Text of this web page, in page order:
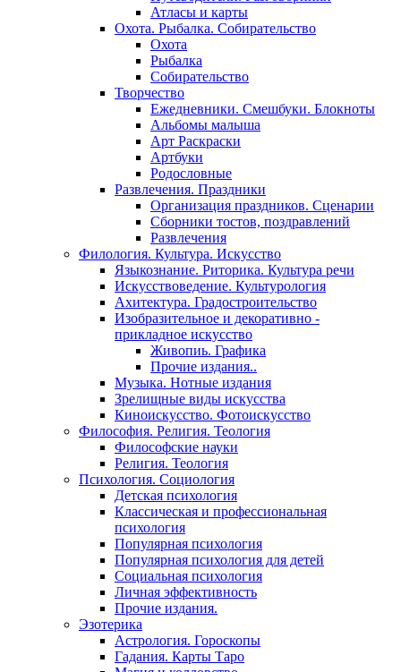
Атласы и карты
Охота. Рыбалка. Собирательство
Охота
Рыбалка
Собирательство
Творчество
Ежедневники. Смешбуки. Блокноты
Альбомы малыша
Арт Раскраски
Артбуки
Родословные
Развлечения. Праздники
Организация праздников. Сценарии
Сборники тостов, поздравлений
Развлечения
Филология. Культура. Искусство
Языкознание. Риторика. Культура речи
Искусствоведение. Культурология
Ахитектура. Градостроительство
Изобразительное и декоративно -
прикладное искусство
Живопиь. Графика
Прочие издания..
Музыка. Нотные издания
Зрелищные виды искусства
Киноискусство. Фотоискусство
Философия. Религия. Теология
Философские науки
Религия. Теология
Психология. Социология
Детская психология
Классическая и профессиональная
психология
Популярная психология
Популярная психология для детей
Социальная психология
Личная эффективность
Прочие издания.
Эзотерика
Астрология. Гороскопы
Гадания. Карты Таро